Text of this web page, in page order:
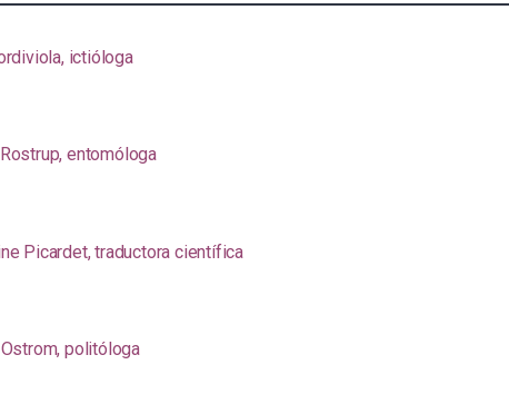
ictióloga
entomóloga
Picardet, traductora científica
politóloga